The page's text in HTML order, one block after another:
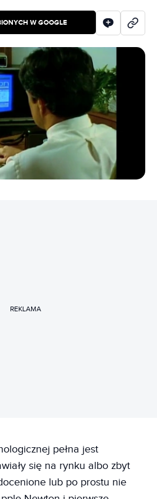
W GOOGLE
REKLAMA
pełna jest
się na rynku albo zbyt
lub po prostu nie